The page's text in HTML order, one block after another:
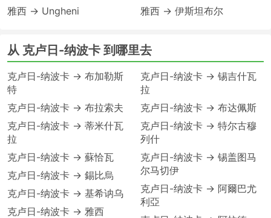
雅西 → Ungheni
雅西 → 伊斯坦布尔
从 克卢日-纳波卡 到哪里去
克卢日-纳波卡 → 布加勒斯
特
克卢日-纳波卡 → 布拉索夫
克卢日-纳波卡 → 蒂米什瓦
拉
克卢日-纳波卡 → 蘇恰瓦
克卢日-纳波卡 → 錫比烏
克卢日-纳波卡 → 基希讷乌
克卢日-纳波卡 → 雅西
克卢日-纳波卡 → 锡吉什瓦
拉
克卢日-纳波卡 → 布达佩斯
克卢日-纳波卡 → 特尔古穆
列什
克卢日-纳波卡 → 锡盖图马
尔马切伊
克卢日-纳波卡 → 阿爾巴尤
利亞